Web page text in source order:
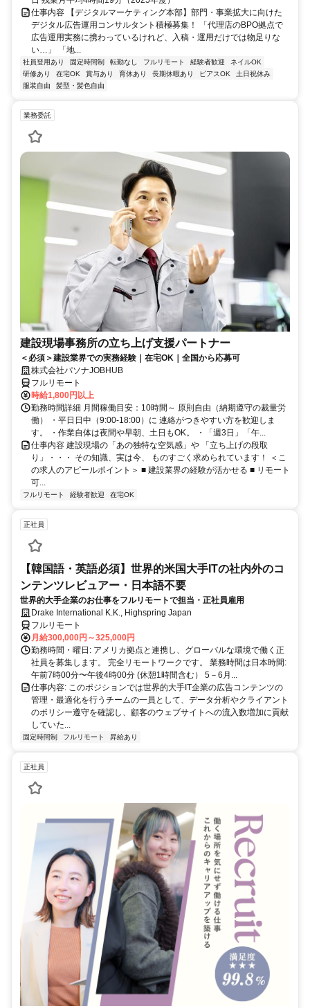
仕事内容 【デジタルマーケティング本部】部門・事業拡大に向けた
デジタル広告運用コンサルタント積極募集！ 「代理店のBPO拠点で
広告運用実務に携わっているけれど、入稿・運用だけでは物足りな
い…」 「地...
社員登用あり 固定時間制 転勤なし フルリモート 経験者歓迎
ネイルOK
研修あり
在宅OK 賞与あり 育休あり 長期休暇あり ピアスOK
土日祝休み
服装自由
髪型・髪色自由
業務委託
建設現場事務所の立ち上げ支援パートナー
＜必須＞建設業界での実務経験｜在宅OK｜全国から応募可
株式会社パソナJOBHUB
フルリモート
時給1,800円以上
勤務時間詳細 月間稼働目安：10時間～ 原則自由（納期遵守の裁量労
働） ・平日日中（9:00-18:00）に 連絡がつきやすい方を歓迎しま
す。 ・作業自体は夜間や早朝、土日もOK。 ・「週3日」「午...
仕事内容 建設現場の「あの独特な空気感」や 「立ち上げの段取
り」・・・ その知識、実は今、 ものすごく求められています！ ＜こ
の求人のアピールポイント＞ ■ 建設業界の経験が活かせる ■ リモート
可...
フルリモート 経験者歓迎 在宅OK
正社員
【韓国語・英語必須】世界的米国大手ITの社内外のコ
ンテンツレビュアー・日本語不要
世界的大手企業のお仕事をフルリモートで担当・正社員雇用
Drake International K.K., Highspring Japan
フルリモート
月給300,000円～325,000円
勤務時間・曜日: アメリカ拠点と連携し、グローバルな環境で働く正
社員を募集します。 完全リモートワークです。 業務時間は日本時間:
午前7時00分〜午後4時00分 (休憩1時間含む） 5－6月...
仕事内容: このポジションでは世界的大手IT企業の広告コンテンツの
管理・最適化を行うチームの一員として、データ分析やクライアント
のポリシー遵守を確認し、顧客のウェブサイトへの流入数増加に貢献
していた...
固定時間制 フルリモート 昇給あり
正社員